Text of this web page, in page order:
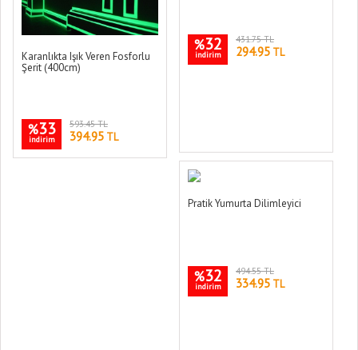
Karanlıkta Işık Veren Fosforlu
Şerit (400cm)
%33
indirim
593.45 TL
394.95 TL
%32
indirim
431.75 TL
294.95 TL
Pratik Yumurta Dilimleyici
%32
indirim
494.55 TL
334.95 TL